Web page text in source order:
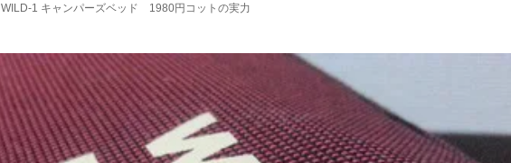
WILD-1 キャンパーズベッド 1980円コットの実力